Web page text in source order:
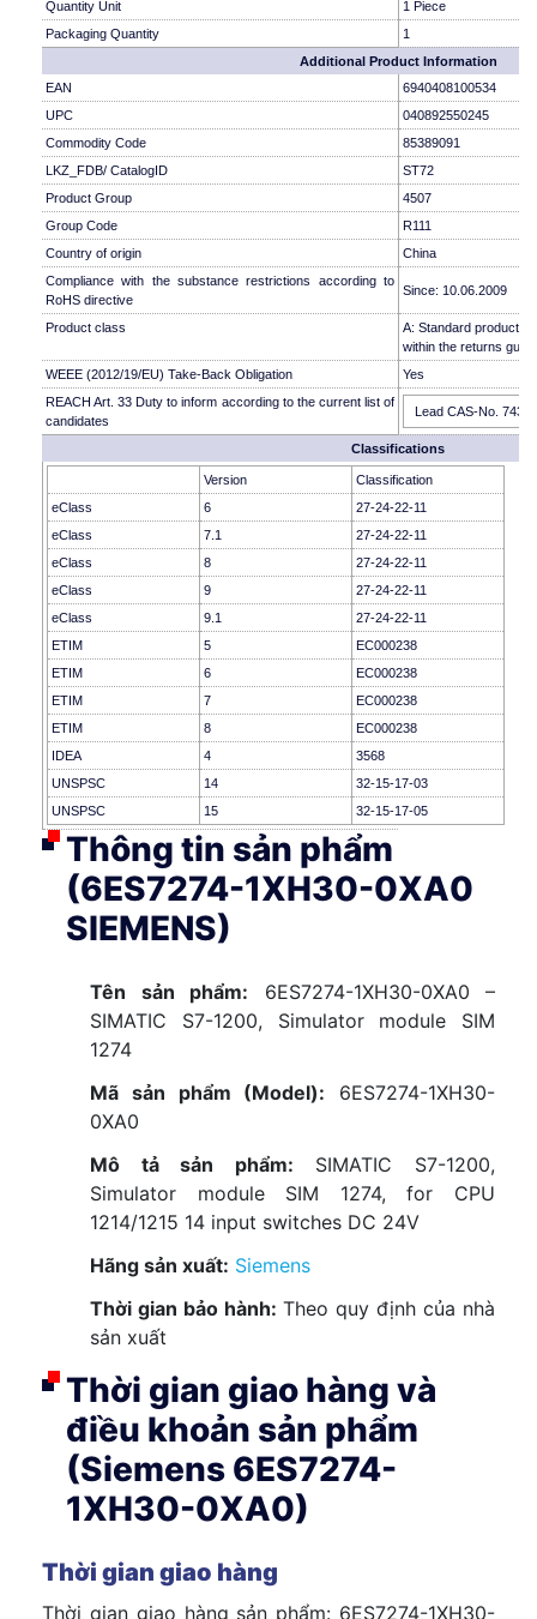
Quantity Unit
1 Piece
Packaging Quantity
1
Additional Product Information
EAN
6940408100534
UPC
040892550245
Commodity Code
85389091
LKZ_FDB/ CatalogID
ST72
Product Group
4507
Group Code
R111
Country of origin
China
Compliance with the substance restrictions according to
RoHS directive
Since: 10.06.2009
Product class
A: Standard product
within the returns
WEEE (2012/19/EU) Take-Back Obligation
Yes
REACH Art. 33 Duty to inform according to the current list of
candidates
Lead CAS-No.
Classifications
Version
Classification
eClass
6
27-24-22-11
eClass
7.1
27-24-22-11
eClass
8
27-24-22-11
eClass
9
27-24-22-11
eClass
9.1
27-24-22-11
ETIM
5
EC000238
ETIM
6
EC000238
ETIM
7
EC000238
ETIM
8
EC000238
IDEA
4
3568
UNSPSC
14
32-15-17-03
UNSPSC
15 32-15-17-05
Thông tin sản phẩm
(6ES7274-1XH30-0XA0
SIEMENS)
Tên sản phẩm: 6ES7274-1XH30-0XA0 –
SIMATIC S7-1200, Simulator module SIM
1274
Mã sản phẩm (Model): 6ES7274-1XH30-
0XA0
Mô tả sản phẩm: SIMATIC S7-1200,
Simulator module SIM 1274, for CPU
1214/1215 14 input switches DC 24V
Hãng sản xuất: Siemens
Thời gian bảo hành: Theo quy định của nhà
sản xuất
Thời gian giao hàng và
điều khoản sản phẩm
(Siemens 6ES7274-
1XH30-0XA0)
Thời gian giao hàng
Thời gian giao hàng sản phẩm: 6ES7274-1XH30-